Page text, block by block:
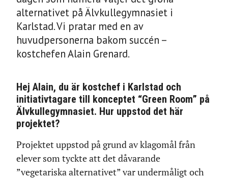
alternativet på Älvkullegymnasiet i
Karlstad. Vi pratar med en av
huvudpersonerna bakom succén –
kostchefen Alain Grenard.
Hej Alain, du är kostchef i Karlstad och
initiativtagare till konceptet “Green Room” på
Älvkullegymnasiet. Hur uppstod det här
projektet?
Projektet uppstod på grund av klagomål från
elever som tyckte att det dåvarande
”vegetariska alternativet” var undermåligt och